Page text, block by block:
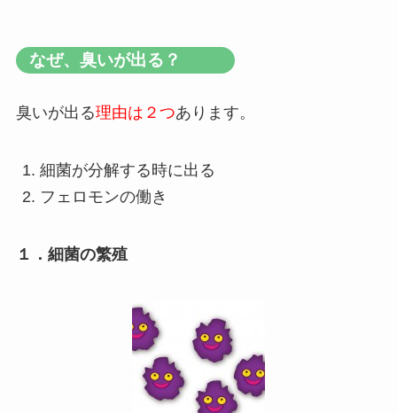
なぜ、臭いが出る？
臭いが出る理由は２つあります。
細菌が分解する時に出る
フェロモンの働き
１．細菌の繁殖